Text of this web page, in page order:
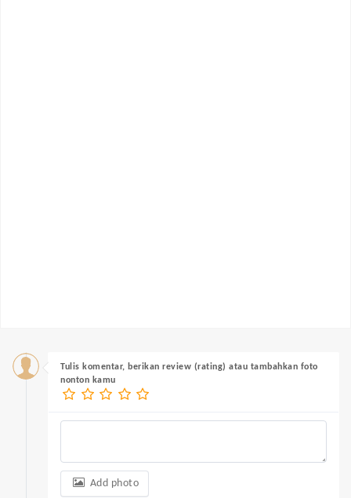
Tulis komentar, berikan review (rating) atau tambahkan foto
nonton kamu
Add photo